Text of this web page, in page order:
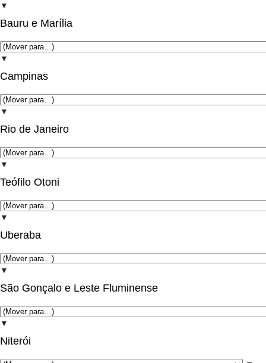
▼
Bauru e Marília
▼
Campinas
▼
Rio de Janeiro
▼
Teófilo Otoni
▼
Uberaba
▼
São Gonçalo e Leste Fluminense
▼
Niterói